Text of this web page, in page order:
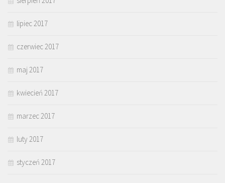
lipiec 2017
czerwiec 2017
maj 2017
kwiecień 2017
marzec 2017
luty 2017
styczeń 2017